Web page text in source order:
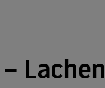
Lachen